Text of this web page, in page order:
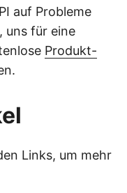
auf Probleme
uns für eine
Produkt-
Links, um mehr